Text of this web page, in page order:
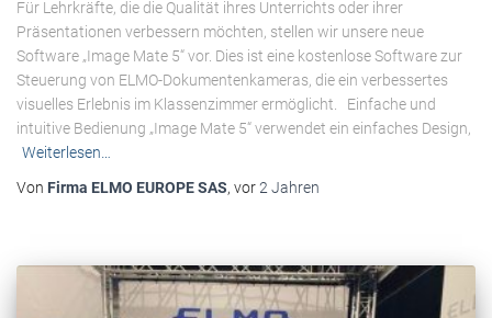
Für Lehrkräfte, die die Qualität ihres Unterrichts oder ihrer
Präsentationen verbessern möchten, stellen wir unsere neue
Software „Image Mate 5“ vor. Dies ist eine kostenlose Software zur
Steuerung von ELMO-Dokumentenkameras, die ein verbessertes
visuelles Erlebnis im Klassenzimmer ermöglicht. Einfache und
intuitive Bedienung „Image Mate 5“ verwendet ein einfaches Design,
Weiterlesen…
Von Firma ELMO EUROPE SAS, vor2 Jahren